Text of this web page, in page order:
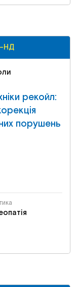
рекойл:
порушень
НД